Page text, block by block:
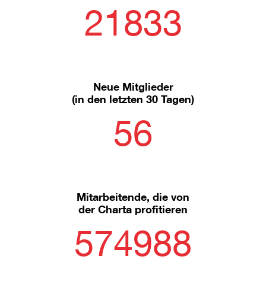
21833
Neue Mitglieder
(in den letzten 30 Tagen)
56
Mitarbeitende, die von
der Charta profitieren
574988